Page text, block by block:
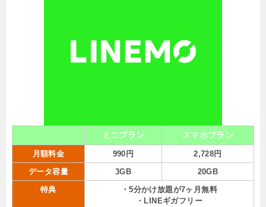
ミニプラン スマホプラン
月額料金 990円
2,728円
データ容量
3GB
20GB
特典
・5分かけ放題が7ヶ月無料
・LINEギガフリー